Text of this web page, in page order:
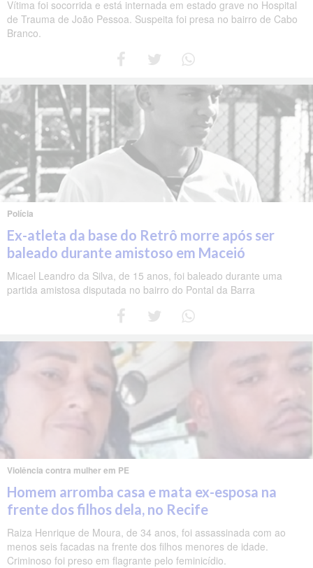
Vítima foi socorrida e está internada em estado grave no Hospital
de Trauma de João Pessoa. Suspeita foi presa no bairro de Cabo
Branco.
Polícia
Ex-atleta da base do Retrô morre após ser
baleado durante amistoso em Maceió
Micael Leandro da Silva, de 15 anos, foi baleado durante uma
partida amistosa disputada no bairro do Pontal da Barra
Violência contra mulher em PE
Homem arromba casa e mata ex-esposa na
frente dos filhos dela, no Recife
Raiza Henrique de Moura, de 34 anos, foi assassinada com ao
menos seis facadas na frente dos filhos menores de idade.
Criminoso foi preso em flagrante pelo feminicídio.